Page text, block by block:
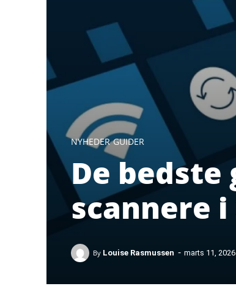
NYHEDER GUIDER
De
scannere i
By Louise Rasmussen - marts 11, 2026